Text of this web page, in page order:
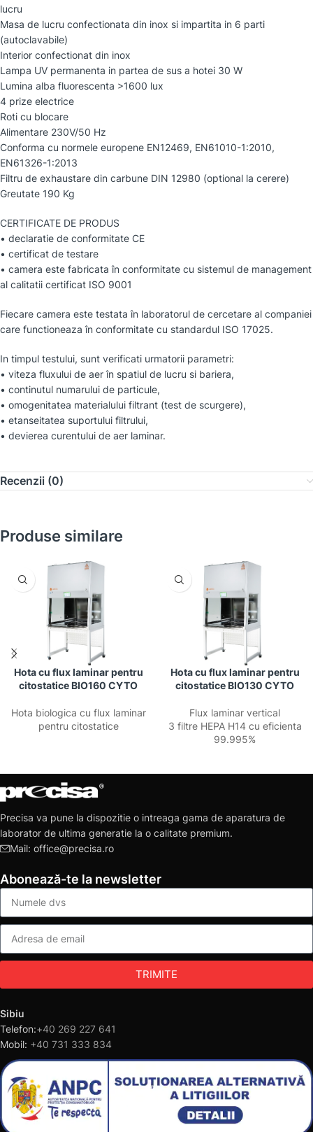
lucru
Masa de lucru confectionata din inox si impartita in 6 parti
(autoclavabile)
Interior confectionat din inox
Lampa UV permanenta in partea de sus a hotei 30 W
Lumina alba fluorescenta >1600 lux
4 prize electrice
Roti cu blocare
Alimentare 230V/50 Hz
Conforma cu normele europene EN12469, EN61010-1:2010,
EN61326-1:2013
Filtru de exhaustare din carbune DIN 12980 (optional la cerere)
Greutate 190 Kg
CERTIFICATE DE PRODUS
• declaratie de conformitate CE
• certificat de testare
• camera este fabricata în conformitate cu sistemul de management
al calitatii certificat ISO 9001
Fiecare camera este testata în laboratorul de cercetare al companiei
care functioneaza în conformitate cu standardul ISO 17025.
In timpul testului, sunt verificati urmatorii parametri:
• viteza fluxului de aer în spatiul de lucru si bariera,
• continutul numarului de particule,
• omogenitatea materialului filtrant (test de scurgere),
• etanseitatea suportului filtrului,
• devierea curentului de aer laminar.
Recenzii (0)
Produse similare
Hota cu flux laminar pentru
citostatice BIO160 CYTO
Hota biologica cu flux laminar
pentru citostatice
Hota cu flux laminar pentru
citostatice BIO130 CYTO
Flux laminar vertical
3 filtre HEPA H14 cu eficienta
99.995%
Precisa va pune la dispozitie o intreaga gama de aparatura de
laborator de ultima generatie la o calitate premium.
Mail: office@precisa.ro
Abonează-te la newsletter
TRIMITE
Sibiu
Telefon:+40 269 227 641
Mobil: +40 731 333 834